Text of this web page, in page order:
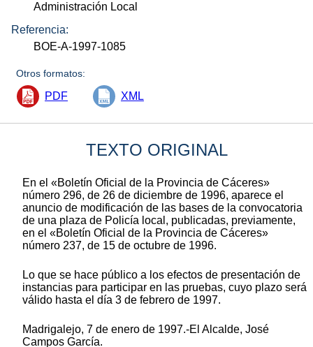
Administración Local
Referencia:
BOE-A-1997-1085
Otros formatos:
PDF XML
TEXTO ORIGINAL
En el «Boletín Oficial de la Provincia de Cáceres»
número 296, de 26 de diciembre de 1996, aparece el
anuncio de modificación de las bases de la convocatoria
de una plaza de Policía local, publicadas, previamente,
en el «Boletín Oficial de la Provincia de Cáceres»
número 237, de 15 de octubre de 1996.
Lo que se hace público a los efectos de presentación de
instancias para participar en las pruebas, cuyo plazo será
válido hasta el día 3 de febrero de 1997.
Madrigalejo, 7 de enero de 1997.-El Alcalde, José
Campos García.